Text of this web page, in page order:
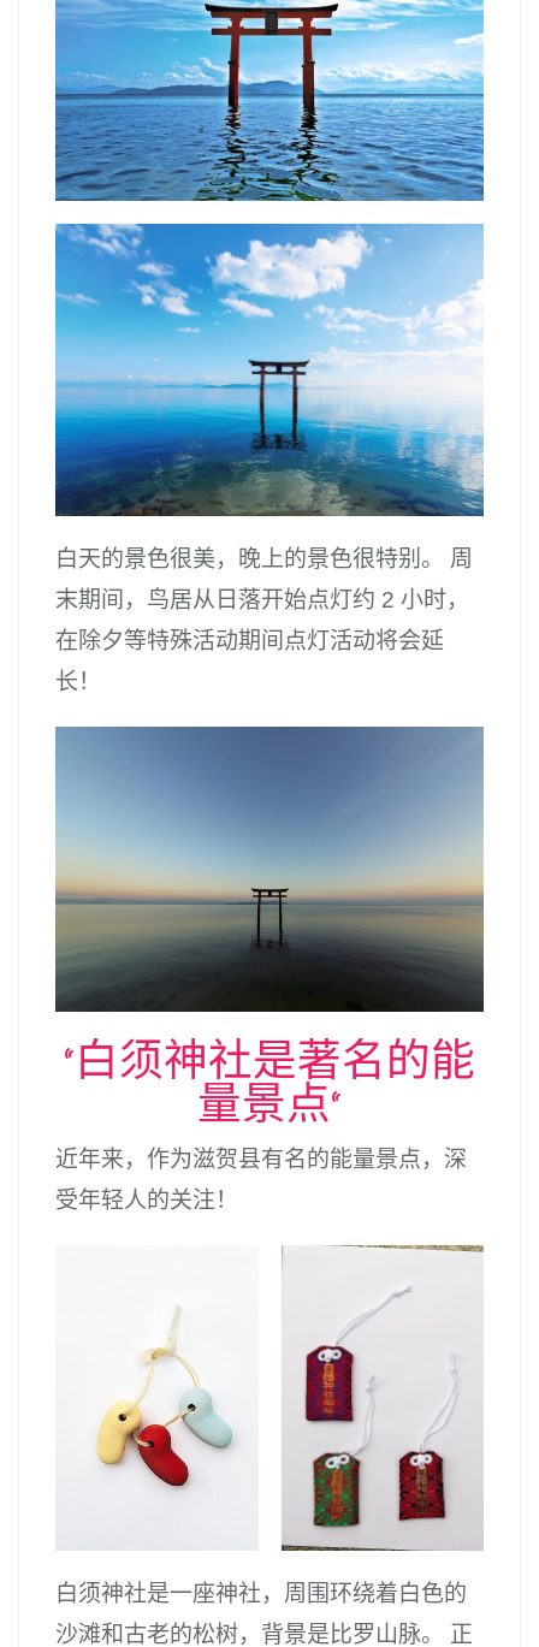
白天的景色很美，晚上的景色很特别。 周
末期间，鸟居从日落开始点灯约 2 小时，
在除夕等特殊活动期间点灯活动将会延
长！
“白须神社是著名的能
量景点”
近年来，作为滋贺县有名的能量景点，深
受年轻人的关注！
白须神社是一座神社，周围环绕着白色的
沙滩和古老的松树，背景是比罗山脉。 正